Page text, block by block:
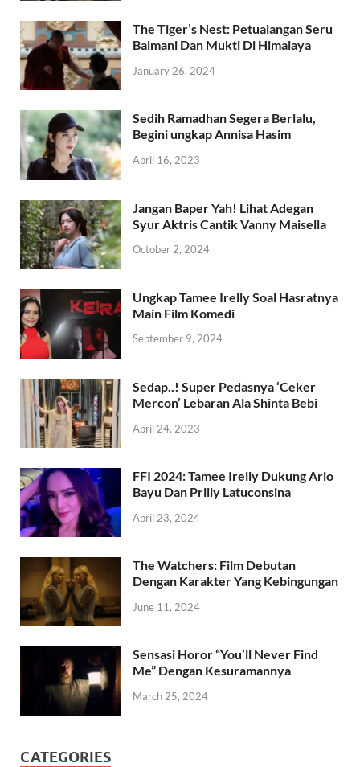
The Tiger’s Nest: Petualangan Seru
Balmani Dan Mukti Di Himalaya
January 26, 2024
Sedih Ramadhan Segera Berlalu,
Begini ungkap Annisa Hasim
April 16, 2023
Jangan Baper Yah! Lihat Adegan
Syur Aktris Cantik Vanny Maisella
October 2, 2024
Ungkap Tamee Irelly Soal Hasratnya
Main Film Komedi
September 9, 2024
Sedap..! Super Pedasnya ‘Ceker
Mercon’ Lebaran Ala Shinta Bebi
April 24, 2023
FFI 2024: Tamee Irelly Dukung Ario
Bayu Dan Prilly Latuconsina
April 23, 2024
The Watchers: Film Debutan
Dengan Karakter Yang Kebingungan
June 11, 2024
Sensasi Horor “You’ll Never Find
Me” Dengan Kesuramannya
March 25, 2024
CATEGORIES